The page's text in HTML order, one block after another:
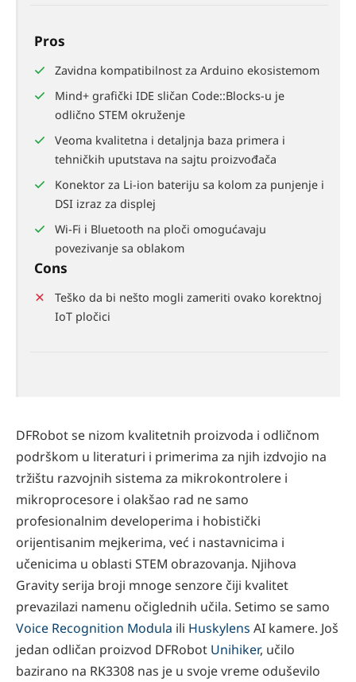
Pros
Zavidna kompatibilnost za Arduino ekosistemom
Mind+ grafički IDE sličan Code::Blocks-u je
odlično STEM okruženje
Veoma kvalitetna i detaljnja baza primera i
tehničkih uputstava na sajtu proizvođača
Konektor za Li-ion bateriju sa kolom za punjenje i
DSI izraz za displej
Wi-Fi i Bluetooth na ploči omogućavaju
povezivanje sa oblakom
Cons
Teško da bi nešto mogli zameriti ovako korektnoj
IoT pločici
DFRobot se nizom kvalitetnih proizvoda i odličnom
podrškom u literaturi i primerima za njih izdvojio na
tržištu razvojnih sistema za mikrokontrolere i
mikroprocesore i olakšao rad ne samo
profesionalnim developerima i hobistički
orijentisanim mejkerima, već i nastavnicima i
učenicima u oblasti STEM obrazovanja. Njihova
Gravity serija broji mnoge senzore čiji kvalitet
prevazilazi namenu očiglednih učila. Setimo se samo
Voice Recognition Modula ili Huskylens AI kamere. Još
jedan odličan proizvod DFRobot Unihiker, učilo
bazirano na RK3308 nas je u svoje vreme oduševilo